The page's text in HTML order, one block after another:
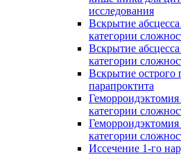
исследования
Вскрытие
категории
Вскрытие
категории
Вскрытие острого
парапроктита
категории
категории
Иссечение 1-го